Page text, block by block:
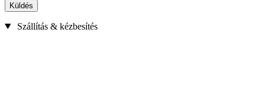
Küldés
Szállítás & kézbesítés